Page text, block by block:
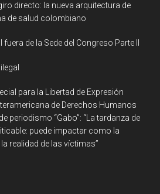
directo: la nueva arquitectura de
de salud colombiano
de la Sede del Congreso Parte II
para la Libertad de Expresión
de Derechos Humanos
periodismo “Gabo”: “La tardanza de
puede impactar como la
realidad de las víctimas”